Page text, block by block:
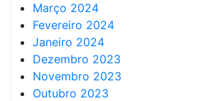
Março 2024
Fevereiro 2024
Janeiro 2024
Dezembro 2023
Novembro 2023
Outubro 2023